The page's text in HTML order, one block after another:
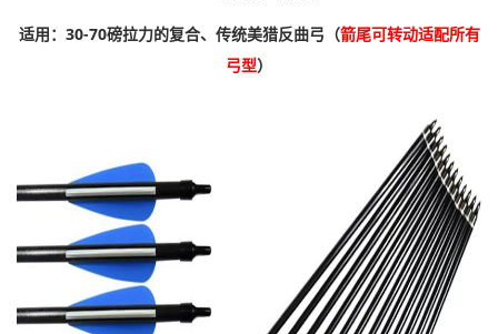
适用：30-70磅拉力的复合、传统美猎反曲弓（箭尾可转动适配所有
弓型）